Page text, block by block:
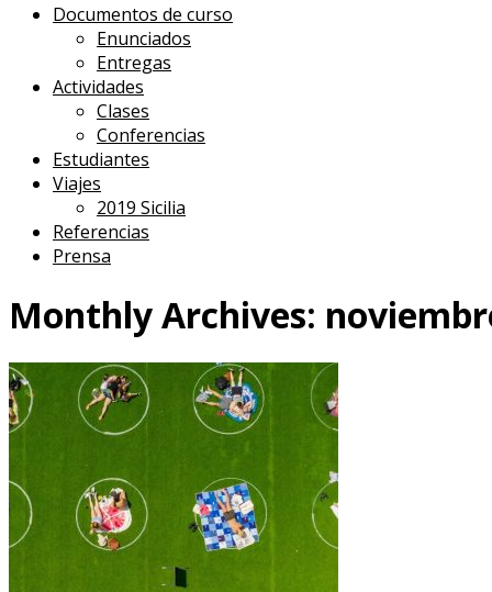
Documentos de curso
Enunciados
Entregas
Actividades
Clases
Conferencias
Estudiantes
Viajes
2019 Sicilia
Referencias
Prensa
Monthly Archives: